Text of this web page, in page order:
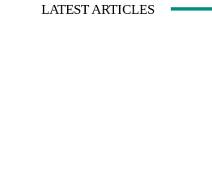
LATEST ARTICLES